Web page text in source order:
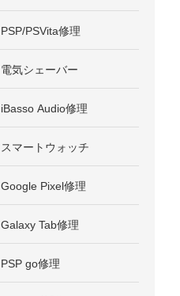
PSP/PSVita修理
電気シェーバー
iBasso Audio修理
スマートウォッチ
Google Pixel修理
Galaxy Tab修理
PSP go修理